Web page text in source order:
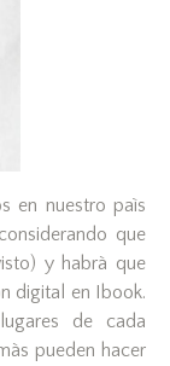
en nuestro paìs
que
y habrà que
digital en Ibook.
de cada
pueden hacer